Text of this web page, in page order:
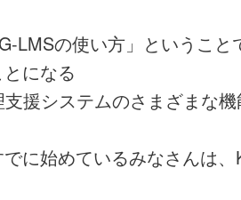
LMSの使い方」ということ
になる
支援システムのさまざまな
に始めているみなさんは